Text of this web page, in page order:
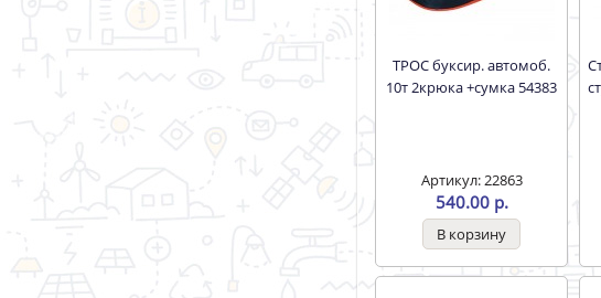
ТРОС буксир. автомоб.
10т 2крюка +сумка 54383
Артикул: 22863
540.00 р.
Стремянка стальная 7-ми